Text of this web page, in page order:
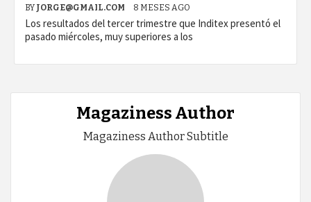
BY JORGE@GMAIL.COM 8 MESES AGO
Los resultados del tercer trimestre que Inditex presentó el
pasado miércoles, muy superiores a los
Magaziness Author
Magaziness Author Subtitle